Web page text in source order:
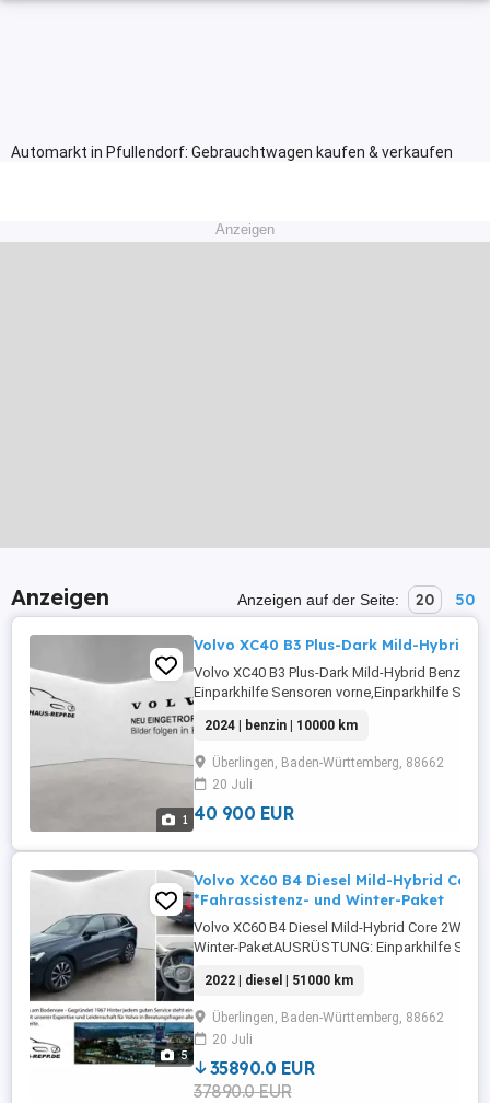
Automarkt in Pfullendorf: Gebrauchtwagen kaufen & verkaufen
Anzeigen
Anzeigen Anzeigen auf der Seite: 20 50
1
Volvo XC40 B3 Plus-Dark Mild-Hybrid
Volvo XC40 B3 Plus-Dark Mild-Hybrid Benzin
Einparkhilfe Sensoren vorne,Einparkhilfe
Lenkrad,Berganfahrassistent,DAB-
Heckklappe,LED-
2024 | benzin | 10000 km
Überlingen, Baden-Württemberg, 88662
20 Juli
40 900 EUR
5
Volvo XC60 B4 Diesel Mild-Hybrid Core
*Fahrassistenz- und Winter-Paket
Volvo XC60 B4 Diesel Mild-Hybrid Core 2WD /
Winter-PaketAUSRÜSTUNG: Einparkhilfe
Frontscheibe,Beheizbares
Radio,Elektrische ...
2022 | diesel | 51000 km
Überlingen, Baden-Württemberg, 88662
20 Juli
35890.0 EUR
37890.0 EUR